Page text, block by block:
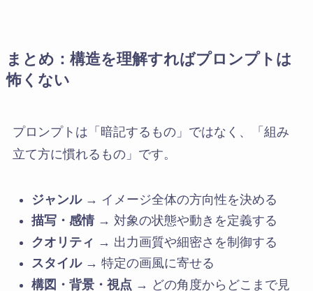
まとめ：構造を理解すればプロンプトは
怖くない
プロンプトは「暗記するもの」ではなく、「組み
立て方に慣れるもの」です。
ジャンル→ イメージ全体の方向性を決める
描写・感情→ 対象の状態や動きを定義する
クオリティ → 出力画質や細密さを制御する
スタイル→ 特定の画風に寄せる
構図・背景・視点 → どの角度からどこまで見